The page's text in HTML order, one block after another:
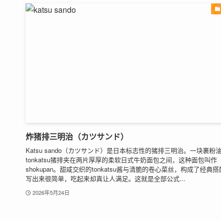
炸猪排三明治（カツサンド）
Katsu sando（カツサンド）是日本标志性的猪排三明治。一块裹粉
tonkatsu猪排夹在两片厚厚的柔软日式牛奶面包之间，这种面包叫作
shokupan。甜咸交织的tonkatsu酱与清脆的卷心菜丝，构成了经典搭
写出来很简单，吃起来却真让人满足。这就是全部公式...
2026年5月24日